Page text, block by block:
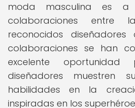
moda masculina es
colaboraciones entre
reconocidos
colaboraciones se han
excelente
diseñadores muestren
habilidades en la
inspiradas en los